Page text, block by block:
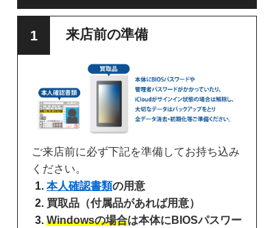
来店前の準備
ご来店前に必ず下記を準備してお持ち込み
ください。
本人確認書類の用意
買取品（付属品があれば用意）
Windowsの場合は本体にBIOSパスワー